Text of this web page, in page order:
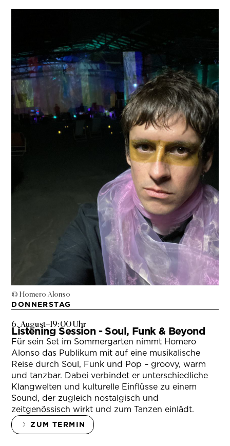
© Homero Alonso
DONNERSTAG
6. August–19:00 Uhr
Listening Session - Soul, Funk & Beyond
Für sein Set im Sommergarten nimmt Homero
Alonso das Publikum mit auf eine musikalische
Reise durch Soul, Funk und Pop – groovy, warm
und tanzbar. Dabei verbindet er unterschiedliche
Klangwelten und kulturelle Einflüsse zu einem
Sound, der zugleich nostalgisch und
zeitgenössisch wirkt und zum Tanzen einlädt.
ZUM TERMIN